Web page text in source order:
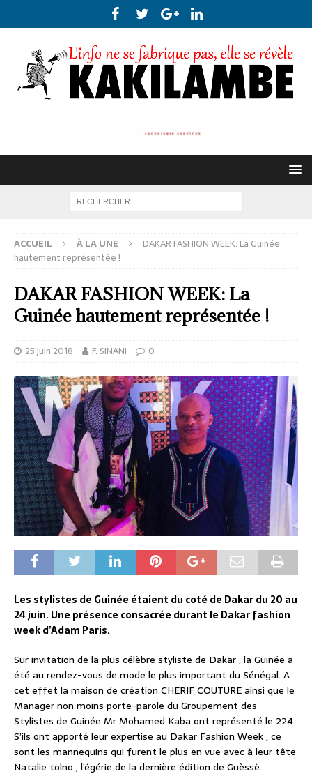
ACCUEIL À LA UNE
DAKAR FASHION WEEK: La Guinée
hautement représentée !
DAKAR FASHION WEEK: La
Guinée hautement représentée !
25 juin 2018 F. SINANI 0
Les stylistes de Guinée étaient du coté de Dakar du 20 au
24 juin. Une présence consacrée durant le Dakar fashion
week d’Adam Paris.
Sur invitation de la plus célèbre styliste de Dakar , la Guinée a
été au rendez-vous de mode le plus important du Sénégal. A
cet effet la maison de création CHERIF COUTURE ainsi que le
Manager non moins porte-parole du Groupement des
Stylistes de Guinée Mr Mohamed Kaba ont représenté le 224.
S’ils ont apporté leur expertise au Dakar Fashion Week , ce
sont les mannequins qui furent le plus en vue avec à leur tête
Natalie tolno , l’égérie de la dernière édition de Guèssè.